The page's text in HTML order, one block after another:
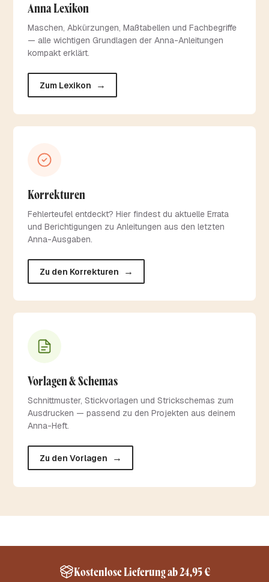
Anna Lexikon
Maschen, Abkürzungen, Maßtabellen und Fachbegriffe
— alle wichtigen Grundlagen der Anna-Anleitungen
kompakt erklärt.
Zum Lexikon →
Korrekturen
Fehlerteufel entdeckt? Hier findest du aktuelle Errata
und Berichtigungen zu Anleitungen aus den letzten
Anna-Ausgaben.
Zu den Korrekturen →
Vorlagen & Schemas
Schnittmuster, Stickvorlagen und Strickschemas zum
Ausdrucken — passend zu den Projekten aus deinem
Anna-Heft.
Zu den Vorlagen →
Versand innerhalb Deutschland*